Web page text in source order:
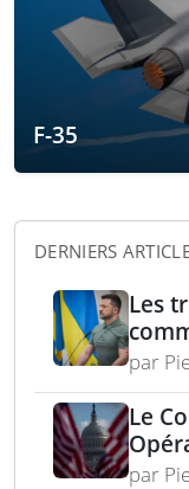
F-35
DERNIERS
Les
par
Le
par